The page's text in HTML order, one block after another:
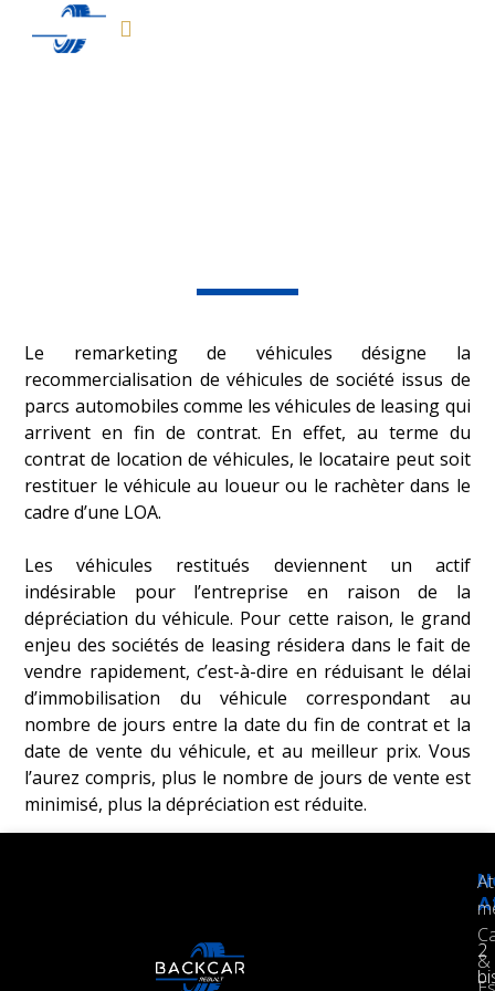
Le remarketing de véhicules désigne la
recommercialisation de véhicules de société issus de
parcs automobiles comme les véhicules de leasing qui
arrivent en fin de contrat. En effet, au terme du
contrat de location de véhicules, le locataire peut soit
restituer le véhicule au loueur ou le rachèter dans le
cadre d’une LOA.
Les véhicules restitués deviennent un actif
indésirable pour l’entreprise en raison de la
dépréciation du véhicule. Pour cette raison, le grand
enjeu des sociétés de leasing résidera dans le fait de
vendre rapidement, c’est-à-dire en réduisant le délai
d’immobilisation du véhicule correspondant au
nombre de jours entre la date du fin de contrat et la
date de vente du véhicule, et au meilleur prix. Vous
l’aurez compris, plus le nombre de jours de vente est
minimisé, plus la dépréciation est réduite.
2
&